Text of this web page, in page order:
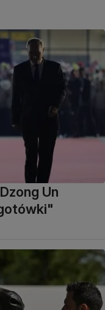
Un